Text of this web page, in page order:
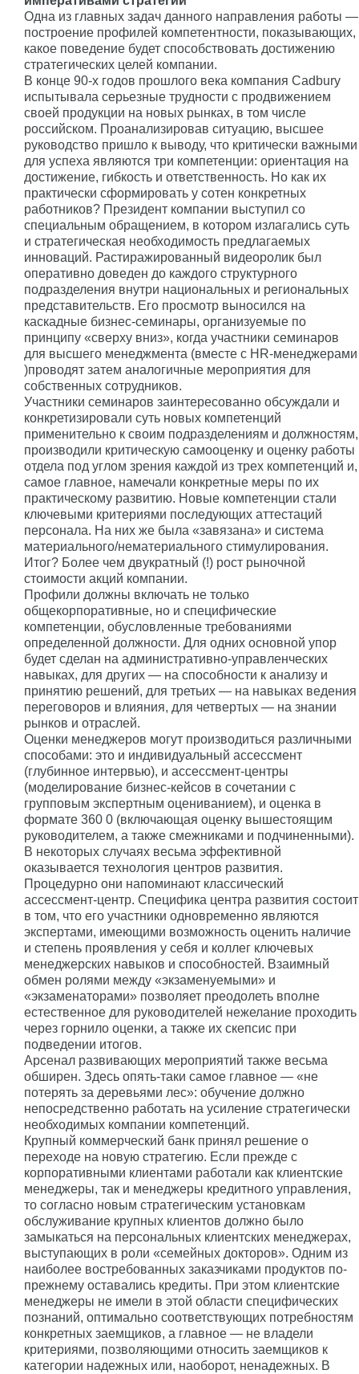
Одна из главных задач данного направления работы —
построение профилей компетентности, показывающих,
какое поведение будет способствовать достижению
стратегических целей компании.
В конце 90-х годов прошлого века компания Cadbury
испытывала серьезные трудности с продвижением
своей продукции на новых рынках, в том числе
российском. Проанализировав ситуацию, высшее
руководство пришло к выводу, что критически важными
для успеха являются три компетенции: ориентация на
достижение, гибкость и ответственность. Но как их
практически сформировать у сотен конкретных
работников? Президент компании выступил со
специальным обращением, в котором излагались суть
и стратегическая необходимость предлагаемых
инноваций. Растиражированный видеоролик был
оперативно доведен до каждого структурного
подразделения внутри национальных и региональных
представительств. Его просмотр выносился на
каскадные бизнес-семинары, организуемые по
принципу «сверху вниз», когда участники семинаров
для высшего менеджмента (вместе с HR-менеджерами
)проводят затем аналогичные мероприятия для
собственных сотрудников.
Участники семинаров заинтересованно обсуждали и
конкретизировали суть новых компетенций
применительно к своим подразделениям и должностям,
производили критическую самооценку и оценку работы
отдела под углом зрения каждой из трех компетенций и,
самое главное, намечали конкретные меры по их
практическому развитию. Новые компетенции стали
ключевыми критериями последующих аттестаций
персонала. На них же была «завязана» и система
материального/нематериального стимулирования.
Итог? Более чем двукратный (!) рост рыночной
стоимости акций компании.
Профили должны включать не только
общекорпоративные, но и специфические
компетенции, обусловленные требованиями
определенной должности. Для одних основной упор
будет сделан на административно-управленческих
навыках, для других — на способности к анализу и
принятию решений, для третьих — на навыках ведения
переговоров и влияния, для четвертых — на знании
рынков и отраслей.
Оценки менеджеров могут производиться различными
способами: это и индивидуальный ассессмент
(глубинное интервью), и ассессмент-центры
(моделирование бизнес-кейсов в сочетании с
групповым экспертным оцениванием), и оценка в
формате 360 0 (включающая оценку вышестоящим
руководителем, а также смежниками и подчиненными).
В некоторых случаях весьма эффективной
оказывается технология центров развития.
Процедурно они напоминают классический
ассессмент-центр. Специфика центра развития состоит
в том, что его участники одновременно являются
экспертами, имеющими возможность оценить наличие
и степень проявления у себя и коллег ключевых
менеджерских навыков и способностей. Взаимный
обмен ролями между «экзаменуемыми» и
«экзаменаторами» позволяет преодолеть вполне
естественное для руководителей нежелание проходить
через горнило оценки, а также их скепсис при
подведении итогов.
Арсенал развивающих мероприятий также весьма
обширен. Здесь опять-таки самое главное — «не
потерять за деревьями лес»: обучение должно
непосредственно работать на усиление стратегически
необходимых компании компетенций.
Крупный коммерческий банк принял решение о
переходе на новую стратегию. Если прежде с
корпоративными клиентами работали как клиентские
менеджеры, так и менеджеры кредитного управления,
то согласно новым стратегическим установкам
обслуживание крупных клиентов должно было
замыкаться на персональных клиентских менеджерах,
выступающих в роли «семейных докторов». Одним из
наиболее востребованных заказчиками продуктов по-
прежнему оставались кредиты. При этом клиентские
менеджеры не имели в этой области специфических
познаний, оптимально соответствующих потребностям
конкретных заемщиков, а главное — не владели
критериями, позволяющими относить заемщиков к
категории надежных или, наоборот, ненадежных. В